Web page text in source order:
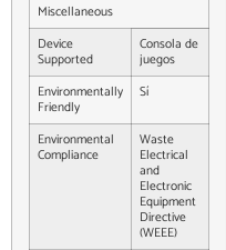
Miscellaneous
Device
Supported
Consola de
juegos
Environmentally
Friendly
Sí
Environmental
Compliance
Waste
Electrical
and
Electronic
Equipment
Directive
(WEEE)